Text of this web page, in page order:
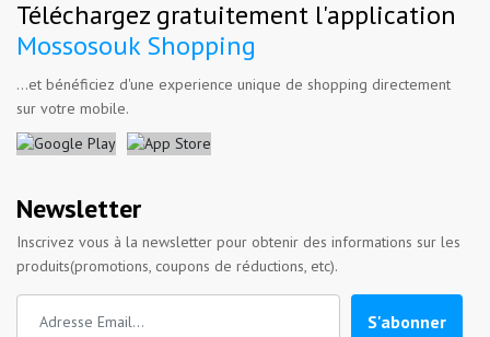
Téléchargez gratuitement l'application
Mossosouk Shopping
...et bénéficiez d'une experience unique de shopping directement
sur votre mobile.
Newsletter
Inscrivez vous à la newsletter pour obtenir des informations sur les
produits(promotions, coupons de réductions, etc).
S'abonner